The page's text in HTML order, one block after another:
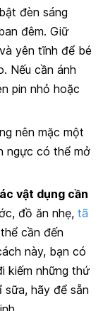
đèn sáng
đêm. Giữ
yên tĩnh để bé
Nếu cần ánh
pin nhỏ hoặc
nên mặc một
ngực có thể mở
vật dụng cần
đồ ăn nhẹ, tã
cần đến
này, bạn có
kiếm những thứ
hãy để sẵn